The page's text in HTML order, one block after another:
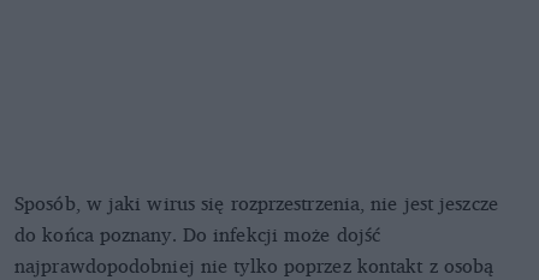
Sposób, w jaki wirus się rozprzestrzenia, nie jest jeszcze
do końca poznany. Do infekcji może dojść
najprawdopodobniej nie tylko poprzez kontakt z osobą